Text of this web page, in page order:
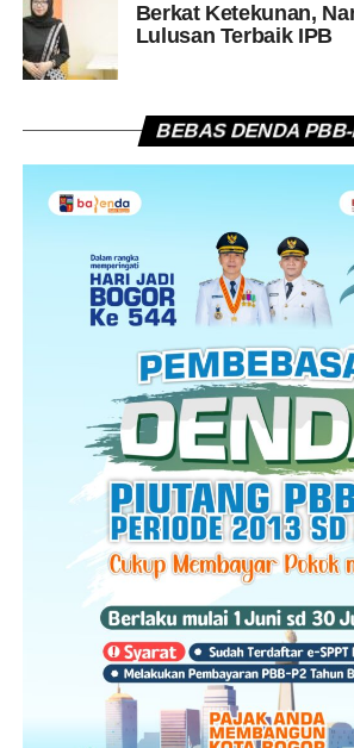
Berkat Ketekunan,
Lulusan Terbaik IPB
BEBAS DENDA